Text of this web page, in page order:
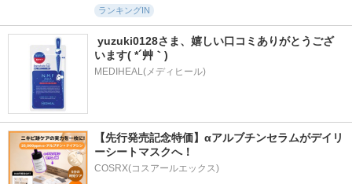
ランキングIN
yuzuki0128さま、嬉しい口コミありがとうござ
います( *´艸｀)
MEDIHEAL(メディヒール)
【先行発売記念特価】αアルブチンセラムがデイリ
ーシートマスクへ！
COSRX(コスアールエックス)